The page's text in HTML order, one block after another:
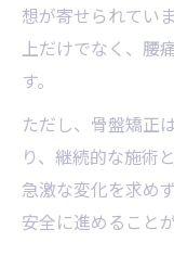
想が寄せられてい
上だけでなく、腰
す。
ただし、骨盤矯正
り、継続的な施術
急激な変化を求め
安全に進めること